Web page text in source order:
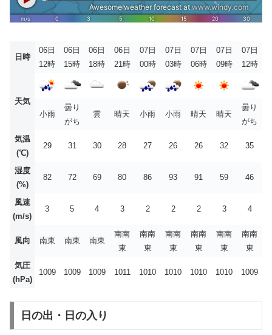
日時
06日
12時
06日
15時
06日
18時
06日
21時
07日
00時
07日
03時
07日
06時
07日
09時
07日
12時
天気
小雨
曇り
がち
雲 晴天 小雨 小雨 晴天 晴天
曇り
がち
気温
(℃)
29 31 30 28 27 26 26 32 35
湿度
(%)
82 72 69 80 86 93 91 59 46
風速
(m/s)
3 5 4 3 2 2 2 3 4
風向 南東 南東 南東
南南
東
南南
東
南南
東
南南
東
南南
東
南南
東
気圧
(hPa)
1009 1009 1009 1011 1010 1010 1010 1010 1009
日の出・日の入り